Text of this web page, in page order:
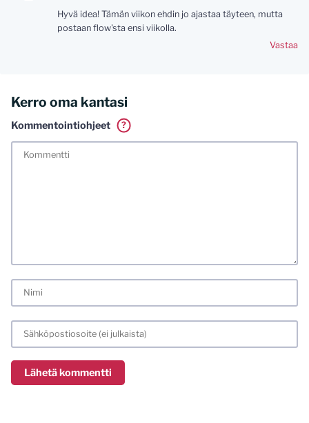
Hyvä idea! Tämän viikon ehdin jo ajastaa täyteen, mutta
postaan flow'sta ensi viikolla.
Vastaa
Kerro oma kantasi
Kommentointiohjeet
?
Tässä blogissa saa kommentoida omalla nimellä tai minun
meiliosoitteen. Minua ja mielipiteitäni saa ilman muuta